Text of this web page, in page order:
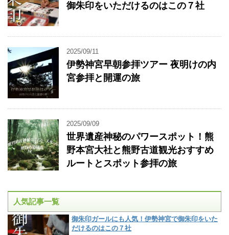
御朱印をいただけるのはこの７社
2025/09/11
伊勢神宮早朝参拝ツアー 夜明けの内
宮参拝と開運の旅
2025/09/09
世界遺産神秘のパワースポット！熊
野本宮大社と熊野古道観光おすすめ
ルートとスポット参拝の旅
人気記事一覧
御朱印ガールにも人気！伊勢神宮で御朱印をいた
だけるのはこの７社